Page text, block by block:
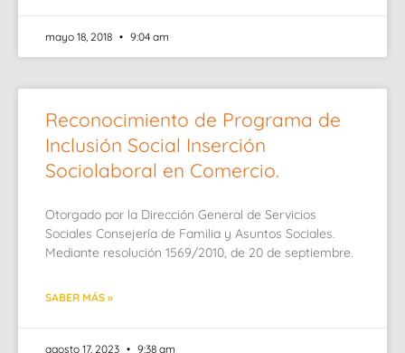
mayo 18, 2018 9:04 am
Reconocimiento de Programa de
Inclusión Social Inserción
Sociolaboral en Comercio.
Otorgado por la Dirección General de Servicios
Sociales Consejería de Familia y Asuntos Sociales.
Mediante resolución 1569/2010, de 20 de septiembre.
SABER MÁS »
agosto 17, 2023 9:38 am